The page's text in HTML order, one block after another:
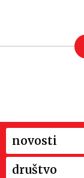
novosti
društvo